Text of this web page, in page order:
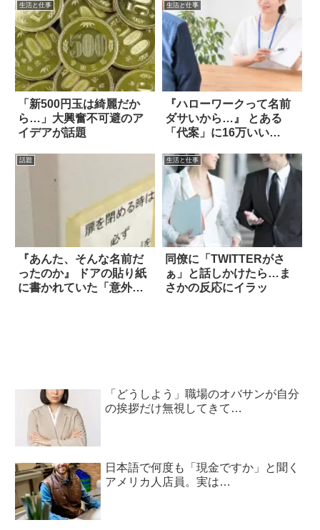
生活と仕事
「新500円玉は綺麗だか
ら…」大興奮不可避のア
イデアが話題
生活と仕事
『ハローワークって名前
ダサいから…』 とある
「代案」に16万いい
話題
『あんた、そんな名前だ
ったのか』 ドアの貼り紙
に書かれていた「意外な
生活と仕事
同僚に「TWITTERがさ
ぁ」と話しかけたら…ま
さかの反応にイラッ
「どうしよう」職場のオバサンが自分
の挨拶だけ無視してきて…
日本語で何度も「現金ですか」と聞く
アメリカ人店員。実は…